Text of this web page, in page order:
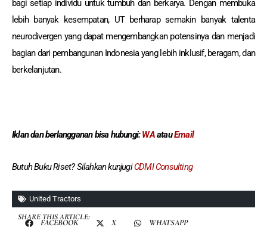
bagi setiap individu untuk tumbuh dan berkarya. Dengan membuka
lebih banyak kesempatan, UT berharap semakin banyak talenta
neurodivergen yang dapat mengembangkan potensinya dan menjadi
bagian dari pembangunan Indonesia yang lebih inklusif, beragam, dan
berkelanjutan.
Iklan dan berlanggananbisa hubungi:WAatauEmail
Butuh Buku Riset? Silahkan kunjugiCDMI Consulting
United Tractors
SHARE THIS ARTICLE:
FACEBOOK X WHATSAPP